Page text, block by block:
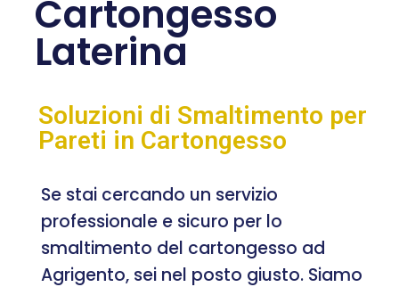
Cartongesso
Laterina
Soluzioni di Smaltimento per
Pareti in Cartongesso
Se stai cercando un servizio
professionale e sicuro per lo
smaltimento del cartongesso ad
Agrigento, sei nel posto giusto. Siamo